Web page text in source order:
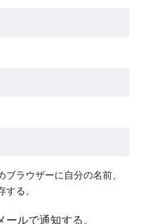
ラウザーに自分の名前、
る。
ルで通知する。